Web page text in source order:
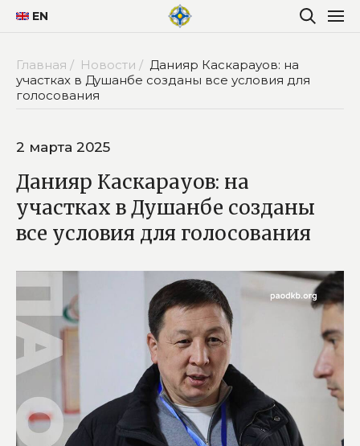
EN
Главная / Новости / Данияр Каскарауов: на
участках в Душанбе созданы все условия для
голосования
2 марта 2025
Данияр Каскарауов: на
участках в Душанбе созданы
все условия для голосования